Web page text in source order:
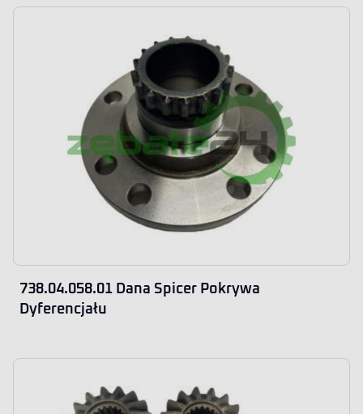
738.04.058.01 Dana Spicer Pokrywa
Dyferencjału